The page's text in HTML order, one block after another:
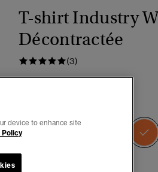
T-shirt Industry
Décontractée
(3)
€39.99
device to enhance site
Policy